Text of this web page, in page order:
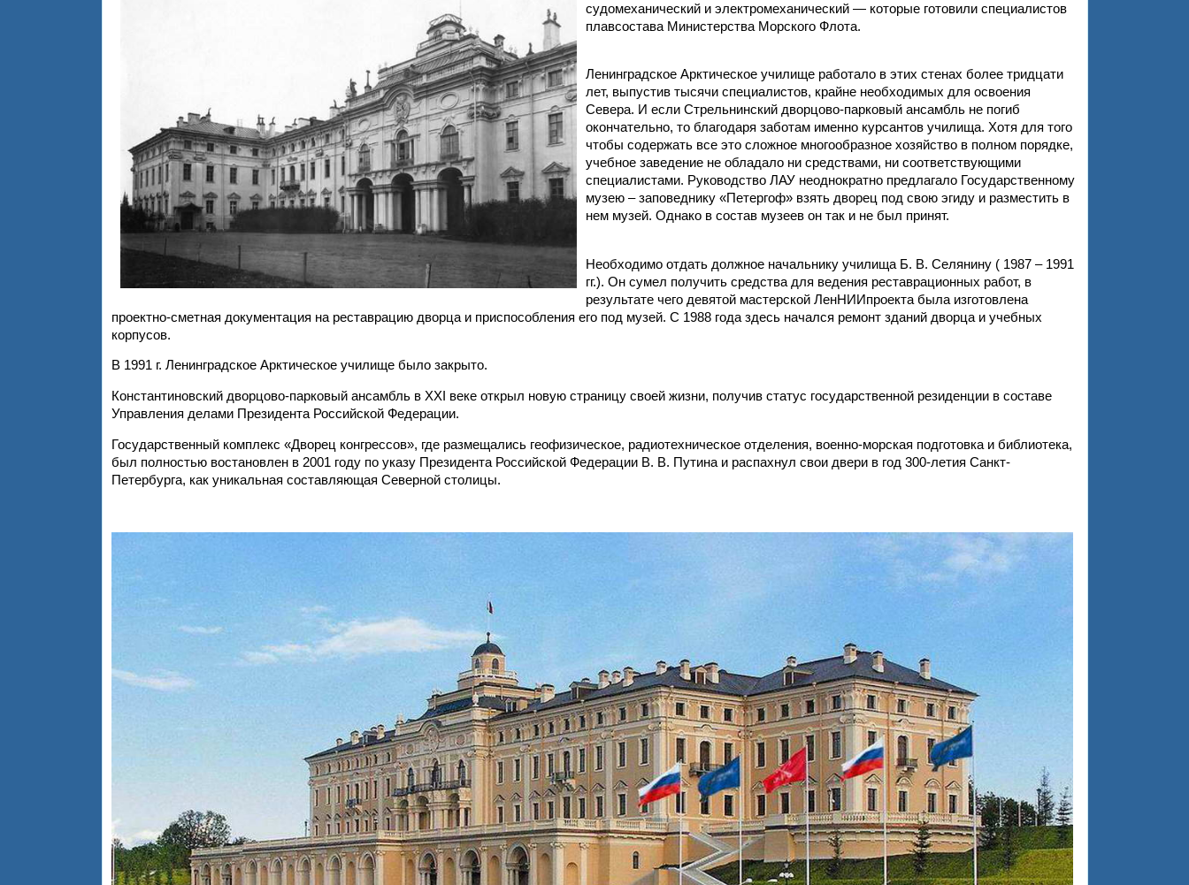
судомеханический и электромеханический — которые готовили специалистов
плавсостава Министерства Морского Флота.
Ленинградское Арктическое училище работало в этих стенах более тридцати
лет, выпустив тысячи специалистов, крайне необходимых для освоения
Севера. И если Стрельнинский дворцово-парковый ансамбль не погиб
окончательно, то благодаря заботам именно курсантов училища. Хотя для того
чтобы содержать все это сложное многообразное хозяйство в полном порядке,
учебное заведение не обладало ни средствами, ни соответствующими
специалистами. Руководство ЛАУ неоднократно предлагало Государственному
музею – заповеднику «Петергоф» взять дворец под свою эгиду и разместить в
нем музей. Однако в состав музеев он так и не был принят.
Необходимо отдать должное начальнику училища Б. В. Селянину ( 1987 – 1991
гг.). Он сумел получить средства для ведения реставрационных работ, в
результате чего девятой мастерской ЛенНИИпроекта была изготовлена
проектно-сметная документация на реставрацию дворца и приспособления его под музей. С 1988 года здесь начался ремонт зданий дворца и учебных
корпусов.
В 1991 г. Ленинградское Арктическое училище было закрыто.
Константиновский дворцово-парковый ансамбль в XXI веке открыл новую страницу своей жизни, получив статус государственной резиденции в составе
Управления делами Президента Российской Федерации.
Государственный комплекс «Дворец конгрессов», где размещались геофизическое, радиотехническое отделения, военно-морская подготовка и библиотека,
был полностью востановлен в 2001 году по указу Президента Российской Федерации В. В. Путина и распахнул свои двери в год 300-летия Санкт-
Петербурга, как уникальная составляющая Северной столицы.